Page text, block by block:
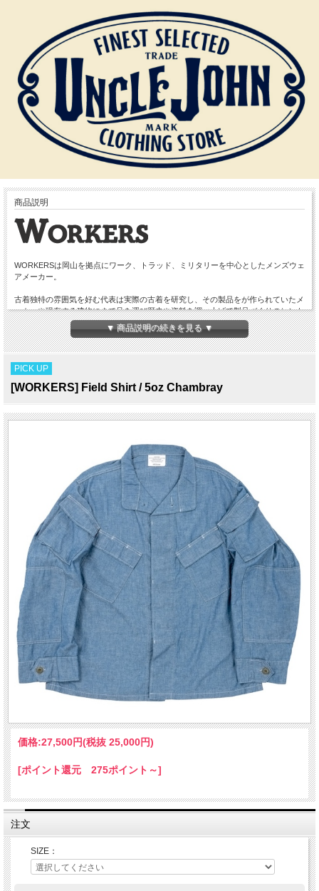
商品説明
WORKERSは岡山を拠点にワーク、トラッド、ミリタリーを中心としたメンズウェ
アメーカー。
古着独特の雰囲気を好む代表は実際の古着を研究し、その製品をが作られていたメ
ーカーや現存する建物にまで足を運び歴史や資料を調べ上げて製品づくりのヒント
にしています。
自分で工程を理解し、各工程ごとの専用の設備を要した工場でのみ生産を行ってい
ます。
そのクオリティーの高さとユニークさでJ.CREWやINVENTORYをはじめ海外から
▼ 商品説明の続きを見る ▼
PICK UP
[WORKERS] Field Shirt / 5oz Chambray
価格:27,500円(税抜 25,000円)
[ポイント還元 275ポイント～]
注文
SIZE：